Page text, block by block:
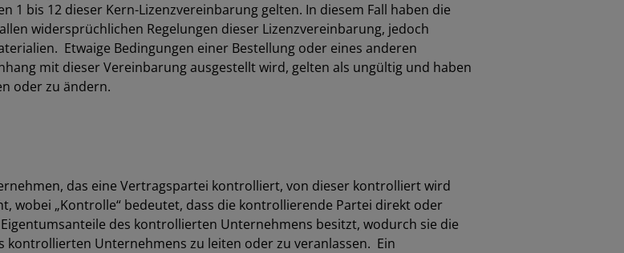
1 bis 12 dieser Kern-Lizenzvereinbarung gelten. In diesem Fall haben die
widersprüchlichen Regelungen dieser Lizenzvereinbarung, jedoch
Etwaige Bedingungen einer Bestellung oder eines anderen
mit dieser Vereinbarung ausgestellt wird, gelten als ungültig und haben
oder zu ändern.
das eine Vertragspartei kontrolliert, von dieser kontrolliert wird
wobei „Kontrolle“ bedeutet, dass die kontrollierende Partei direkt oder
des kontrollierten Unternehmens besitzt, wodurch sie die
kontrollierten Unternehmens zu leiten oder zu veranlassen. Ein